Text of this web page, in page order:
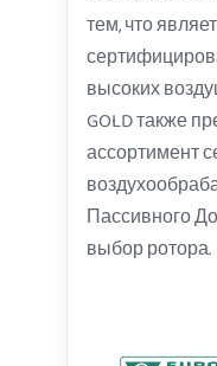
тем, что
высоких
GOLD также
ассортимент
Пассивного
выбор ротора.